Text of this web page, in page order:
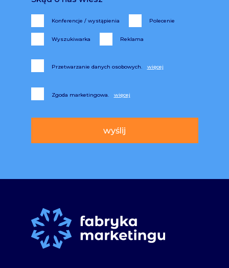
Konferencje / wystąpienia Polecenie
Wyszukiwarka Reklama
Przetwarzanie danych osobowych.
Zgoda marketingowa.